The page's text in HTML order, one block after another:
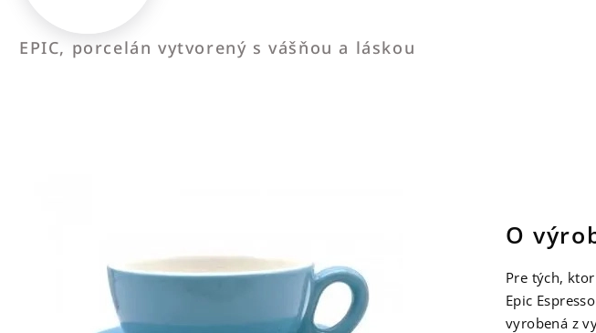
EPIC, porcelán vytvorený s vášňou a láskou
O
Pre tých,
Epic
vyrobená z